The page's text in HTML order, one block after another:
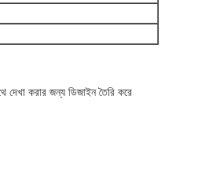
দেখা করার জন্য ডিজাইন তৈরি করে